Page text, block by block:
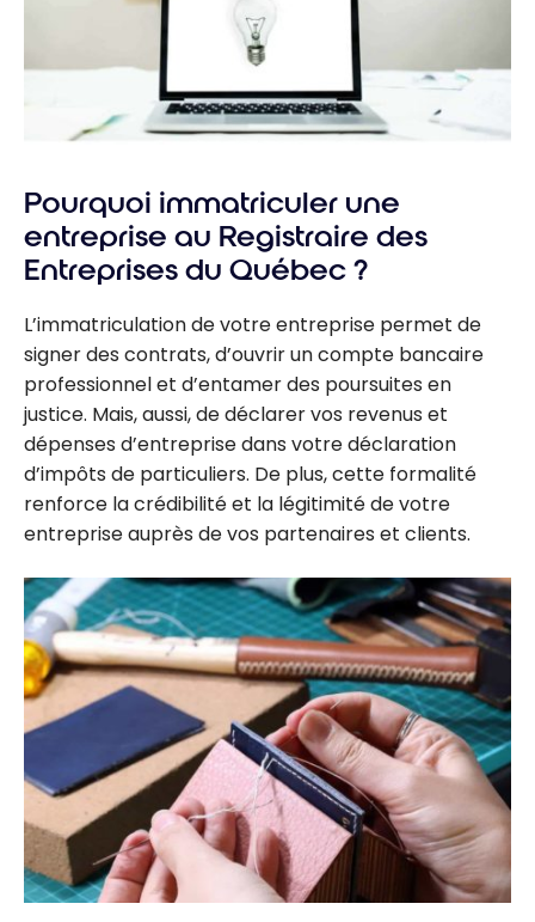
Pourquoi immatriculer une
entreprise au Registraire des
Entreprises du Québec ?
L’immatriculation de votre entreprise permet de
signer des contrats, d’ouvrir un compte bancaire
professionnel et d’entamer des poursuites en
justice. Mais, aussi, de déclarer vos revenus et
dépenses d’entreprise dans votre déclaration
d’impôts de particuliers. De plus, cette formalité
renforce la crédibilité et la légitimité de votre
entreprise auprès de vos partenaires et clients.